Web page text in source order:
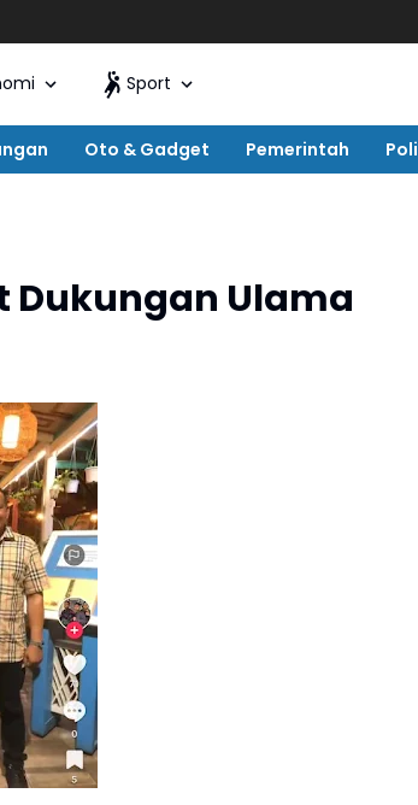
Sport
Oto & Gadget Pemerintah
Dukungan Ulama